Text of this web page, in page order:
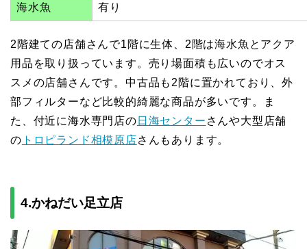
海水魚 有り
2階建ての店舗さんで1階に生体、2階は海水魚とアクア
用品を取り扱っています。売り場面積も広いのでオス
スメの店舗さんです。中古品も2階に置かれており、外
部フィルターなど比較的綺麗な商品が多いです。ま
た、付近に海水専門店の 日海センター さんや大型店舗
の トロピランド相模原店さんもあります。
4.かねだい足立店